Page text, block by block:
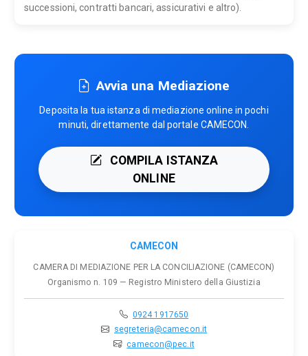
successioni, contratti bancari, assicurativi e altro).
Avvia una Mediazione
Deposita la tua istanza di mediazione online in pochi
minuti, direttamente dal portale CAMECON.
COMPILA ISTANZA
ONLINE
CAMECON
CAMERA DI MEDIAZIONE PER LA CONCILIAZIONE (CAMECON)
Organismo n. 109 — Registro Ministero della Giustizia
0924 1917650
segreteria@camecon.it
camecon@pec.it